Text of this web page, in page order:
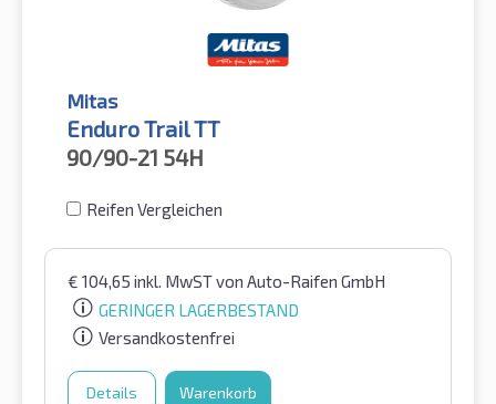
Mitas
Enduro Trail TT
90/90-21 54H
Reifen Vergleichen
€ 104,65 inkl. MwSTvon Auto-Raifen GmbH
GERINGER LAGERBESTAND
Versandkostenfrei
Details Warenkorb